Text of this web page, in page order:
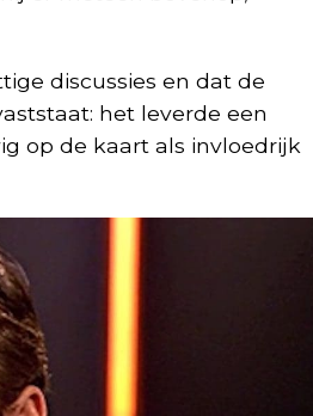
discussies en dat de
het leverde een
op de kaart als invloedrijk